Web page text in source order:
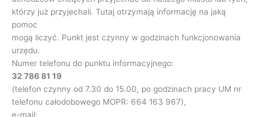
którzy już przyjechali. Tutaj otrzymają informację na jaką
pomoc
mogą liczyć. Punkt jest czynny w godzinach funkcjonowania
urzędu.
Numer telefonu do punktu informacyjnego:
32 786 81 19
(telefon czynny od 7.30 do 15.00, po godzinach pracy UM nr
telefonu całodobowego MOPR: 664 163 967),
e-mail: